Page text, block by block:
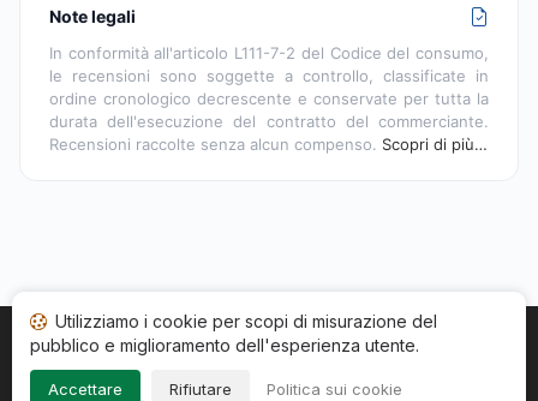
Note legali
In conformità all'articolo L111-7-2 del Codice del consumo,
le recensioni sono soggette a controllo, classificate in
ordine cronologico decrescente e conservate per tutta la
durata dell'esecuzione del contratto del commerciante.
Recensioni raccolte senza alcun compenso. Scopri di più…
Home Stato recensioni Categorie CGU
Utilizziamo i cookie per scopi di misurazione del
pubblico e miglioramento dell'esperienza utente.
Accettare Rifiutare Politica sui cookie